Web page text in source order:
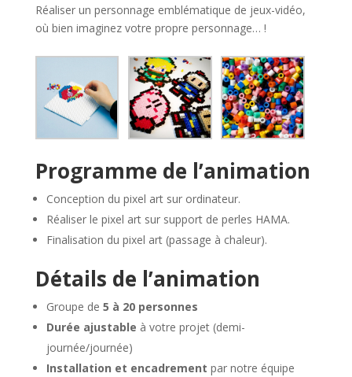
Réaliser un personnage emblématique de jeux-vidéo,
où bien imaginez votre propre personnage… !
Programme de l’animation
Conception du pixel art sur ordinateur.
Réaliser le pixel art sur support de perles HAMA.
Finalisation du pixel art (passage à chaleur).
Détails de l’animation
Groupe de 5 à 20 personnes
Durée ajustable à votre projet (demi-
journée/journée)
Installation et encadrement par notre équipe